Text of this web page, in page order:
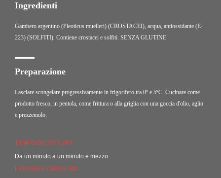
Ingredienti
Gambero argentino (Pleoticus muelleri) (CROSTACEI), acqua, antiossidante (E-
223) (SOLFITI). Contiene crostacei e solfiti. SENZA GLUTINE
Preparazione
Lasciare scongelare progressivamente in frigorifero tra 0º e 5ºC. Cucinare come
prodotto fresco, in pentola, come frittura o alla griglia con una goccia d'olio, aglio
e prezzemolo.
TEMPO DI COTTURA
Da un minuto a un minuto e mezzo.
FRIGGERE O PIASTRA